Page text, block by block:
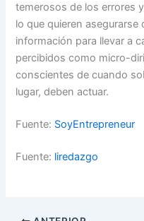
temerosos de los errores
lo que quieren asegurarse
información para llevar a
percibidos como micro-
conscientes de cuando
lugar, deben actuar.
Fuente: SoyEntrepreneur
Fuente: liredazgo